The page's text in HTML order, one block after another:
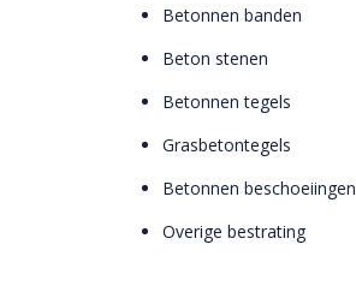
Betonnen banden
Beton stenen
Betonnen tegels
Grasbetontegels
Betonnen beschoeiingen
Overige bestrating